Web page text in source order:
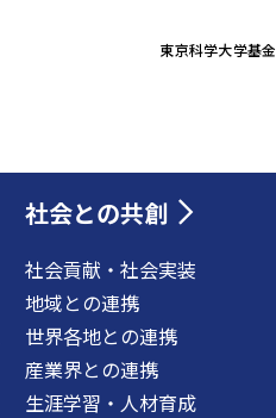
社会との共創
社会貢献・社会実装
地域との連携
世界各地との連携
産業界との連携
生涯学習・人材育成
東京科学大学基金